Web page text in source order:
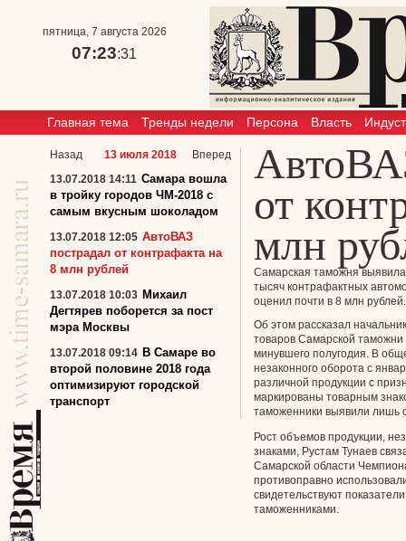
пятница, 7 августа 2026
07:23:31
Главная тема Тренды недели Персона Власть
от
млн
Самарская таможня
тысяч контрафактных
оценил почти в 8 млн рублей.
Об этом рассказал
товаров Самарской
минувшего полугодия. В
незаконного оборота с
различной продукции с
маркированы товарным
таможенники выявили лишь
Рост объемов продукции,
знаками, Рустам Тунаев
Самарской области
противоправно
свидетельствуют
таможенниками.
Назад 13 июля 2018
Вперед
13.07.2018 14:11 Самара вошла
в тройку городов ЧМ-2018 с
самым вкусным шоколадом
13.07.2018 12:05 АвтоВАЗ
пострадал от контрафакта на
8 млн рублей
13.07.2018 10:03 Михаил
Дегтярев поборется за пост
мэра Москвы
13.07.2018 09:14 В Самаре во
второй половине 2018 года
оптимизируют городской
транспорт